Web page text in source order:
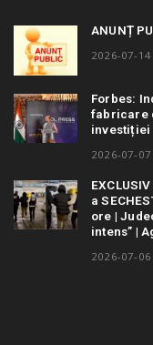
ANUNȚ
2026-07-14
Forbes:
fabricare
investiției
2026-07-07
a
ore |
intens” |
2026-07-06